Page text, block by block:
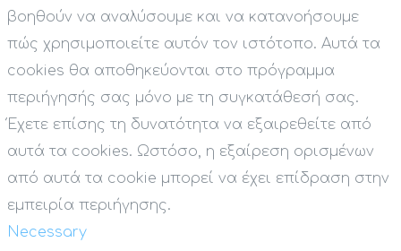
βοηθούν να αναλύσουμε και να κατανοήσουμε
πώς χρησιμοποιείτε αυτόν τον ιστότοπο. Αυτά τα
cookies θα αποθηκεύονται στο πρόγραμμα
περιήγησής σας μόνο με τη συγκατάθεσή σας.
Έχετε επίσης τη δυνατότητα να εξαιρεθείτε από
αυτά τα cookies. Ωστόσο, η εξαίρεση ορισμένων
από αυτά τα cookie μπορεί να έχει επίδραση στην
εμπειρία περιήγησης.
Necessary